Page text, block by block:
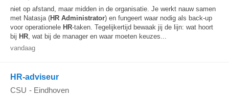
niet op afstand, maar midden in de organisatie. Je werkt nauw samen
met Natasja (HR Administrator) en fungeert waar nodig als back‐up
voor operationele HR‐taken. Tegelijkertijd bewaak jij de lijn: wat hoort
bij HR, wat bij de manager en waar moeten keuzes...
vandaag
HR-adviseur
CSU - Eindhoven